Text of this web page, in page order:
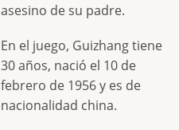
asesino de su padre.
En el juego, Guizhang tiene
30 años, nació el 10 de
febrero de 1956 y es de
nacionalidad china.